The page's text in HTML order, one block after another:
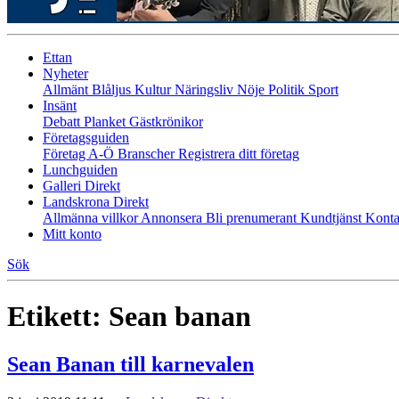
Ettan
Nyheter
Allmänt Blåljus KulturNäringsliv Nöje Politik Sport
Insänt
Debatt Planket Gästkrönikor
Företagsguiden
Företag A-Ö BranscherRegistrera ditt företag
Lunchguiden
Galleri Direkt
Landskrona Direkt
Allmänna villkorAnnonsera Bli prenumerant Kundtjänst
Mitt konto
Sök
Etikett: Sean banan
Sean Banan till karnevalen